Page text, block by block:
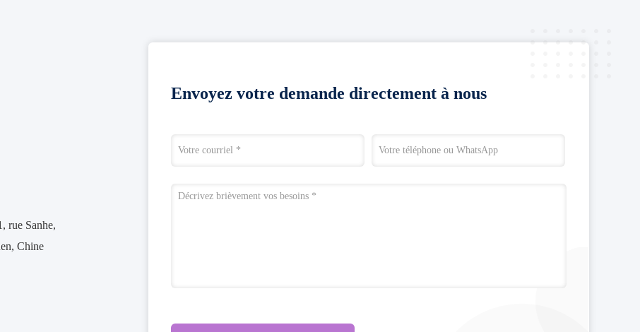
rue Sanhe,
Chine
Envoyez votre demande directement à nous